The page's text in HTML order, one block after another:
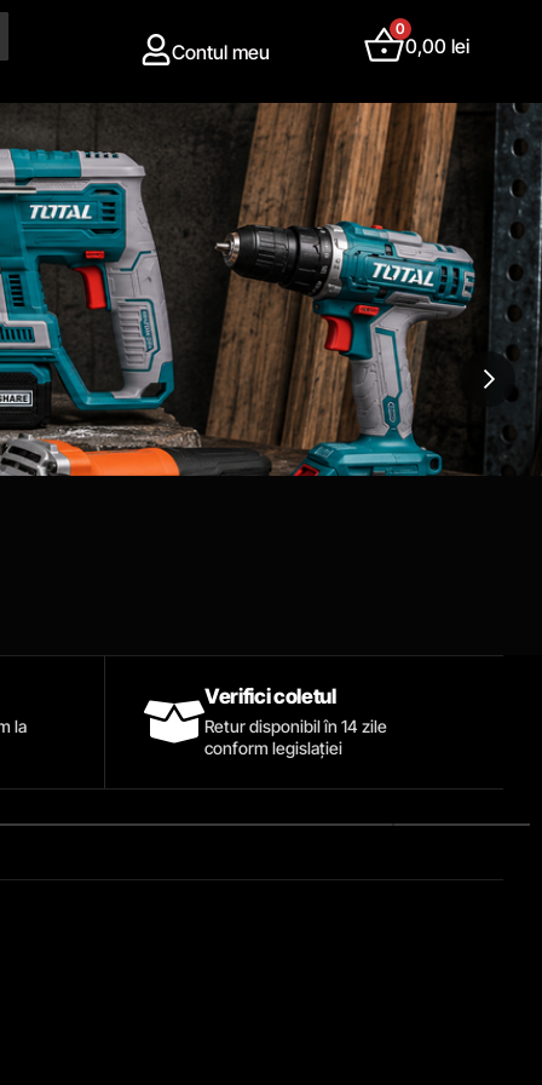
Contul meu
0
0,00lei
la
Verifici coletul
Retur disponibil în 14 zile
conform legislației